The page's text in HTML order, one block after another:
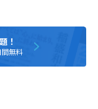
や『外資系トップ
！
無料